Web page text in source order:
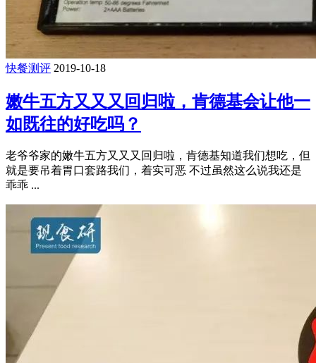
快餐测评 2019-10-18
嫩牛五方又又又回归啦，肯德基会让他一
如既往的好吃吗？
老爷爷家的嫩牛五方又又又回归啦，肯德基知道我们想吃，但
就是要吊着胃口套路我们，着实可恶 不过虽然这么说我还是
乖乖 ...